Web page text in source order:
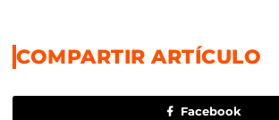
COMPARTIR ARTÍCULO
Facebook